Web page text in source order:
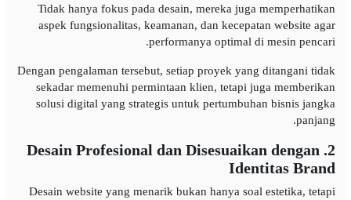
Tidak hanya fokus pada desain, mereka juga memperhatikan
aspek fungsionalitas, keamanan, dan kecepatan website agar
performanya optimal di mesin pencari.
Dengan pengalaman tersebut, setiap proyek yang ditangani tidak
sekadar memenuhi permintaan klien, tetapi juga memberikan
solusi digital yang strategis untuk pertumbuhan bisnis jangka
panjang.
2. Desain Profesional dan Disesuaikan dengan
Identitas Brand
Desain website yang menarik bukan hanya soal estetika, tetapi